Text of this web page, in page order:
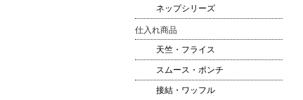
ネップシリーズ
仕入れ商品
天竺・フライス
スムース・ポンチ
接結・ワッフル